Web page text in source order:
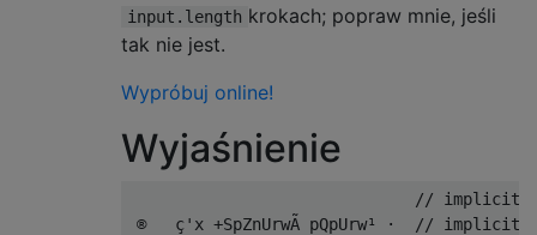
input.length krokach; popraw mnie, jeśli
tak nie jest.
Wypróbuj online!
Wyjaśnienie
// implicit:
®   ç'x +SpZnUrwÃ pQpUrw¹ ·  //